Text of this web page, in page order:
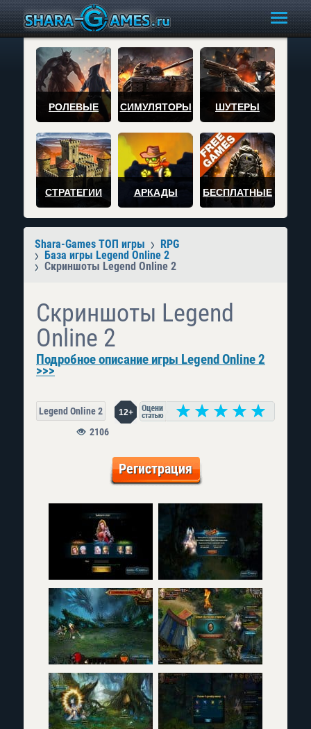
РОЛЕВЫЕ СИМУЛЯТОРЫ ШУТЕРЫ
СТРАТЕГИИ АРКАДЫ БЕСПЛАТНЫЕ
Shara-Games ТОП игры
RPG
База игры Legend Online 2
Скриншоты Legend Online 2
Скриншоты Legend
Online 2
Подробное описание игры Legend Online 2
>>>
Legend Online 2 12+
2106
Регистрация